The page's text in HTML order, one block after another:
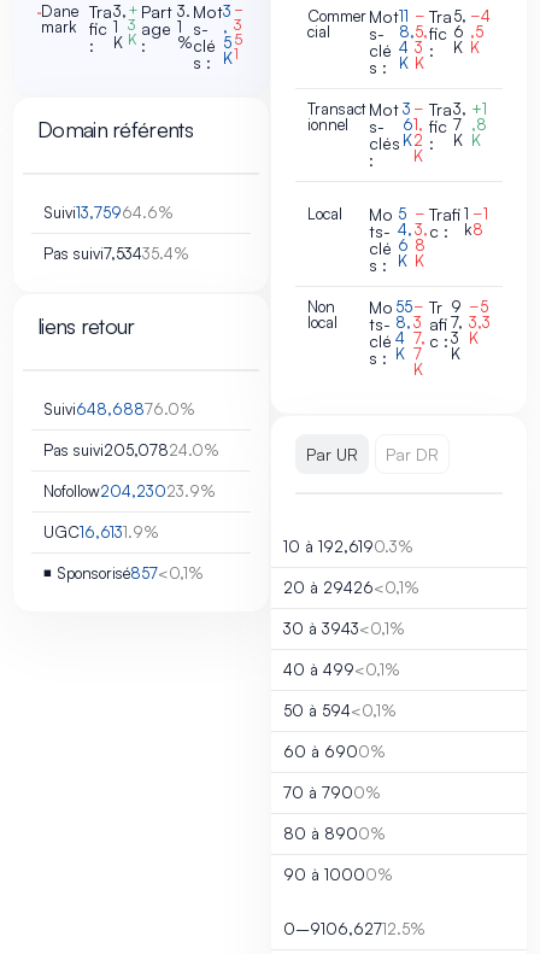
Dane
mark
Tra
fic
:
3,
1
K
+
3
K
Part
age
:
3.
1
%
Mot
s-
clé
s :
3
,
5
K
−
3
5
1
Domain référents
Suivi13,75964.6%
Pas suivi7,53435.4%
liens retour
Suivi648,68876.0%
Pas suivi205,07824.0%
Nofollow204,23023.9%
UGC16,6131.9%
◾ Sponsorisé857<0,1%
Commer
cial
Mot
s-
clé
s :
11
8,
4
K
−
5,
3
K
Tra
fic
:
5,
6
K
−4
,5
K
Transact
ionnel
Mot
s-
clés
:
3
6
K
−
1,
2
K
Tra
fic
:
3,
7
K
+1
,8
K
Local
Mo
ts-
clé
s :
5
4,
6
K
−
3,
8
K
Trafi
c :
1
k
−1
8
Non
local
Mo
ts-
clé
s :
55
8,
4
K
−
3
7,
7
K
Tr
afi
c :
9
7,
3
K
−5
3,3
K
Par UR Par DR
10 à 192,6190.3%
20 à 29426<0,1%
30 à 3943<0,1%
40 à 499<0,1%
50 à 594<0,1%
60 à 6900%
70 à 7900%
80 à 8900%
90 à 10000%
0–9106,62712.5%